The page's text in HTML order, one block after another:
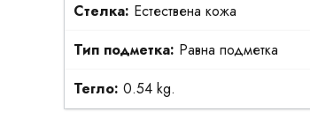
Стелка: Естествена кожа
Тип подметка: Равна подметка
Тегло: 0.54 kg.